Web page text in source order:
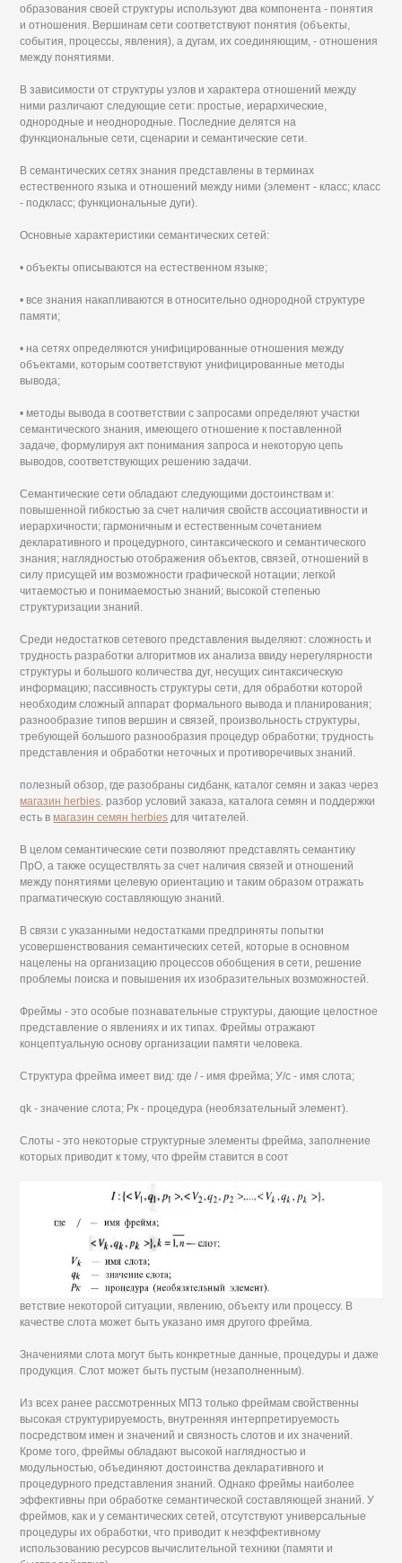
образования своей структуры используют два компонента - понятия
и отношения. Вершинам сети соответствуют понятия (объекты,
события, процессы, явления), а дугам, их соединяющим, - отношения
между понятиями.
В зависимости от структуры узлов и характера отношений между
ними различают следующие сети: простые, иерархические,
однородные и неоднородные. Последние делятся на
функциональные сети, сценарии и семантические сети.
В семантических сетях знания представлены в терминах
естественного языка и отношений между ними (элемент - класс; класс
- подкласс; функциональные дуги).
Основные характеристики семантических сетей:
• объекты описываются на естественном языке;
• все знания накапливаются в относительно однородной структуре
памяти;
• на сетях определяются унифицированные отношения между
объектами, которым соответствуют унифицированные методы
вывода;
• методы вывода в соответствии с запросами определяют участки
семантического знания, имеющего отношение к поставленной
задаче, формулируя акт понимания запроса и некоторую цепь
выводов, соответствующих решению задачи.
Семантические сети обладают следующими достоинствам и:
повышенной гибкостью за счет наличия свойств ассоциативности и
иерархичности; гармоничным и естественным сочетанием
декларативного и процедурного, синтаксического и семантического
знания; наглядностью отображения объектов, связей, отношений в
силу присущей им возможности графической нотации; легкой
читаемостью и понимаемостью знаний; высокой степенью
структуризации знаний.
Среди недостатков сетевого представления выделяют: сложность и
трудность разработки алгоритмов их анализа ввиду нерегулярности
структуры и большого количества дуг, несущих синтаксическую
информацию; пассивность структуры сети, для обработки которой
необходим сложный аппарат формального вывода и планирования;
разнообразие типов вершин и связей, произвольность структуры,
требующей большого разнообразия процедур обработки; трудность
представления и обработки неточных и противоречивых знаний.
полезный обзор, где разобраны сидбанк, каталог семян и заказ через
магазин herbies. разбор условий заказа, каталога семян и поддержки
есть вмагазин семян herbies для читателей.
В целом семантические сети позволяют представлять семантику
ПрО, а также осуществлять за счет наличия связей и отношений
между понятиями целевую ориентацию и таким образом отражать
прагматическую составляющую знаний.
В связи с указанными недостатками предприняты попытки
усовершенствования семантических сетей, которые в основном
нацелены на организацию процессов обобщения в сети, решение
проблемы поиска и повышения их изобразительных возможностей.
Фреймы - это особые познавательные структуры, дающие целостное
представление о явлениях и их типах. Фреймы отражают
концептуальную основу организации памяти человека.
Структура фрейма имеет вид: где / - имя фрейма; У/с - имя слота;
qk - значение слота; Рк - процедура (необязательный элемент).
Слоты - это некоторые структурные элементы фрейма, заполнение
которых приводит к тому, что фрейм ставится в соот
ветствие некоторой ситуации, явлению, объекту или процессу. В
качестве слота может быть указано имя другого фрейма.
Значениями слота могут быть конкретные данные, процедуры и даже
продукция. Слот может быть пустым (незаполненным).
Из всех ранее рассмотренных МПЗ только фреймам свойственны
высокая структурируемость, внутренняя интерпретируемость
посредством имен и значений и связность слотов и их значений.
Кроме того, фреймы обладают высокой наглядностью и
модульностью, объединяют достоинства декларативного и
процедурного представления знаний. Однако фреймы наиболее
эффективны при обработке семантической составляющей знаний. У
фреймов, как и у семантических сетей, отсутствуют универсальные
процедуры их обработки, что приводит к неэффективному
использованию ресурсов вычислительной техники (памяти и